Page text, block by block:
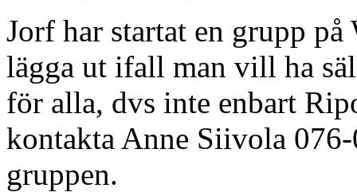
Jorf har startat en grupp
lägga ut ifall man vill ha
för alla, dvs inte enbart
kontakta Anne Siivola
gruppen.